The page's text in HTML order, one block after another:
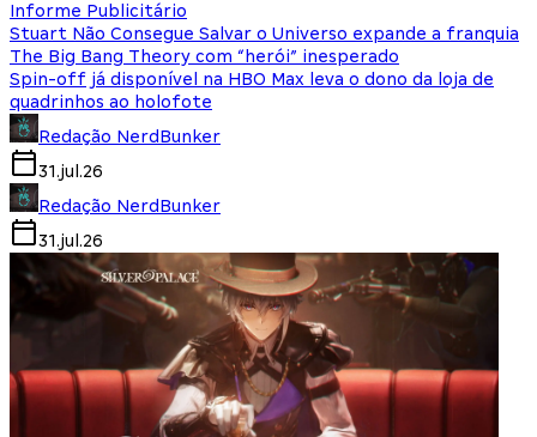
Informe Publicitário
Stuart Não Consegue Salvar o Universo expande a franquia
The Big Bang Theory com “herói” inesperado
Spin-off já disponível na HBO Max leva o dono da loja de
quadrinhos ao holofote
Redação NerdBunker
31.jul.26
Redação NerdBunker
31.jul.26